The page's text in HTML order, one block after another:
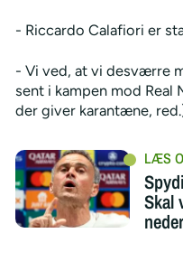
- Riccardo Calafiori er
- Vi ved, at vi desværre
sent i kampen mod
der giver karantæne,
Skal